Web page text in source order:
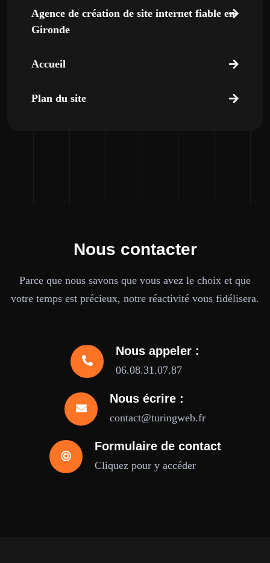
Agence de création de site internet fiable en
Gironde
Accueil
Plan du site
Nous contacter
Parce que nous savons que vous avez le choix et que
votre temps est précieux, notre réactivité vous fidélisera.
Nous appeler :
06.08.31.07.87
Nous écrire :
contact@turingweb.fr
Formulaire de contact
Cliquez pour y accéder